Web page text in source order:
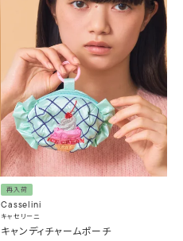
再入荷
Casselini
キャセリーニ
キャンディチャームポーチ